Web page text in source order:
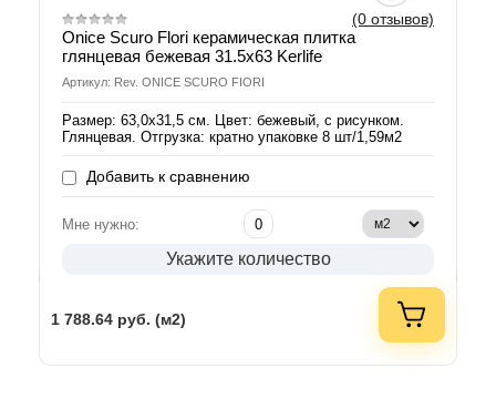
(0 отзывов)
Onice Scuro Flori керамическая плитка
глянцевая бежевая 31.5x63 Kerlife
Артикул: Rev. ONICE SCURO FIORI
Размер: 63,0х31,5 см. Цвет: бежевый, с рисунком.
Глянцевая. Отгрузка: кратно упаковке 8 шт/1,59м2
Добавить к сравнению
Мне нужно:
Укажите количество
1 788.64 руб. (м2)